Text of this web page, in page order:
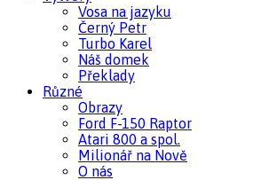
Vosa na jazyku
Černý Petr
Turbo Karel
Náš domek
Překlady
Různé
Obrazy
Ford F-150 Raptor
Atari 800 a spol.
Milionář na Nově
O nás